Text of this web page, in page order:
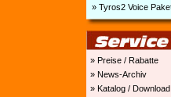
» Tyros2 Voice
» Preise / Rabatte
» News-Archiv
» Katalog / Download